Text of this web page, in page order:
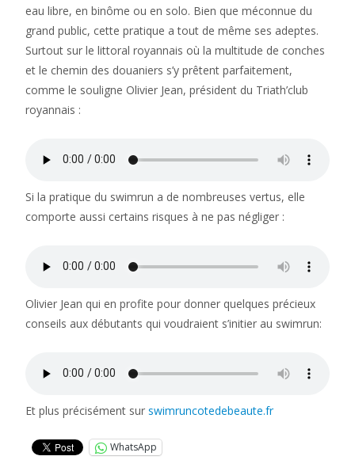
eau libre, en binôme ou en solo. Bien que méconnue du
grand public, cette pratique a tout de même ses adeptes.
Surtout sur le littoral royannais où la multitude de conches
et le chemin des douaniers s’y prêtent parfaitement,
comme le souligne Olivier Jean, président du Triath’club
royannais :
Si la pratique du swimrun a de nombreuses vertus, elle
comporte aussi certains risques à ne pas négliger :
Olivier Jean qui en profite pour donner quelques précieux
conseils aux débutants qui voudraient s’initier au swimrun:
Et plus précisément sur swimruncotedebeaute.fr
WhatsApp